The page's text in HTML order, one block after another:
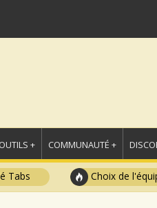
OUTILS + COMMUNAUTÉ +
Tabs Choix de